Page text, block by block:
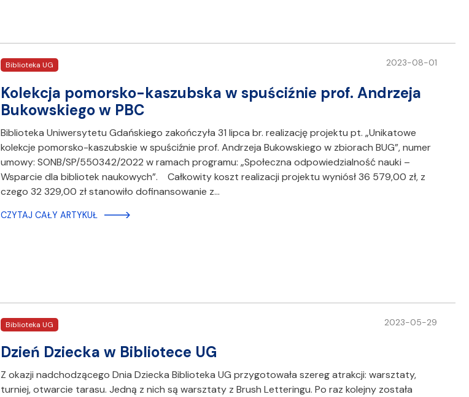
Biblioteka UG 2023-08-01
Kolekcja pomorsko-kaszubska w spuściźnie prof. Andrzeja
Bukowskiego w PBC
Biblioteka Uniwersytetu Gdańskiego zakończyła 31 lipca br. realizację projektu pt. „Unikatowe
kolekcje pomorsko-kaszubskie w spuściźnie prof. Andrzeja Bukowskiego w zbiorach BUG”, numer
umowy: SONB/SP/550342/2022 w ramach programu: „Społeczna odpowiedzialność nauki –
Wsparcie dla bibliotek naukowych”. Całkowity koszt realizacji projektu wyniósł 36 579,00 zł, z
czego 32 329,00 zł stanowiło dofinansowanie z…
CZYTAJ CAŁY ARTYKUŁ
Biblioteka UG 2023-05-29
Dzień Dziecka w Bibliotece UG
Z okazji nadchodzącego Dnia Dziecka Biblioteka UG przygotowała szereg atrakcji: warsztaty,
turniej, otwarcie tarasu. Jedną z nich są warsztaty z Brush Letteringu. Po raz kolejny została